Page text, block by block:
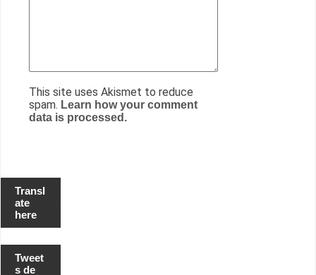
This site uses Akismet to reduce
spam. Learn how your comment
data is processed.
Transl
ate
here
Tweet
s de